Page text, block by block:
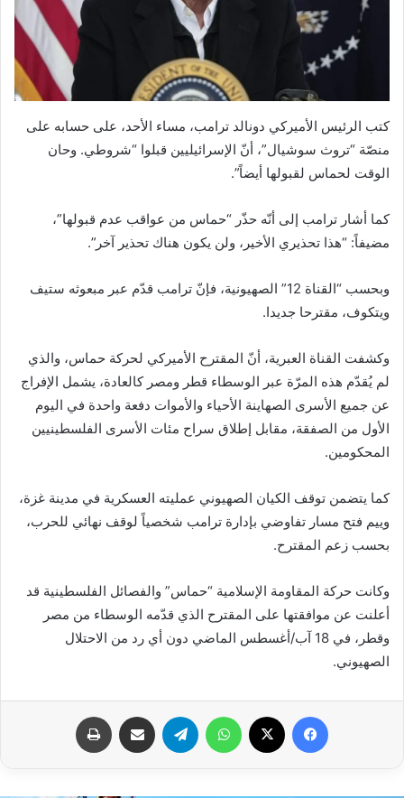
كتب الرئيس الأميركي دونالد ترامب، مساء الأحد، على حسابه على
منصّة “تروث سوشيال”، أنّ الإسرائيليين قبلوا “شروطي. وحان
الوقت لحماس لقبولها أيضاً”.
كما أشار ترامب إلى أنّه حذّر “حماس من عواقب عدم قبولها”،
مضيفاً: “هذا تحذيري الأخير، ولن يكون هناك تحذير آخر”.
وبحسب “القناة 12” الصهيونية، فإنّ ترامب قدّم عبر مبعوثه ستيف
ويتكوف، مقترحا جديدا.
وكشفت القناة العبرية، أنّ المقترح الأميركي لحركة حماس، والذي
لم يُقدّم هذه المرّة عبر الوسطاء قطر ومصر كالعادة، يشمل الإفراج
عن جميع الأسرى الصهاينة الأحياء والأموات دفعة واحدة في اليوم
الأول من الصفقة، مقابل إطلاق سراح مئات الأسرى الفلسطينيين
المحكومين.
كما يتضمن توقف الكيان الصهيوني عمليته العسكرية في مدينة غزة،
وييم فتح مسار تفاوضي بإدارة ترامب شخصياً لوقف نهائي للحرب،
بحسب زعم المقترح.
وكانت حركة المقاومة الإسلامية “حماس” والفصائل الفلسطينية قد
أعلنت عن موافقتها على المقترح الذي قدّمه الوسطاء من مصر
وقطر، في 18 آب/أغسطس الماضي دون أي رد من الاحتلال
الصهيوني.
فيسبوك واتساب تيلقرام مشاركة عبر البريد